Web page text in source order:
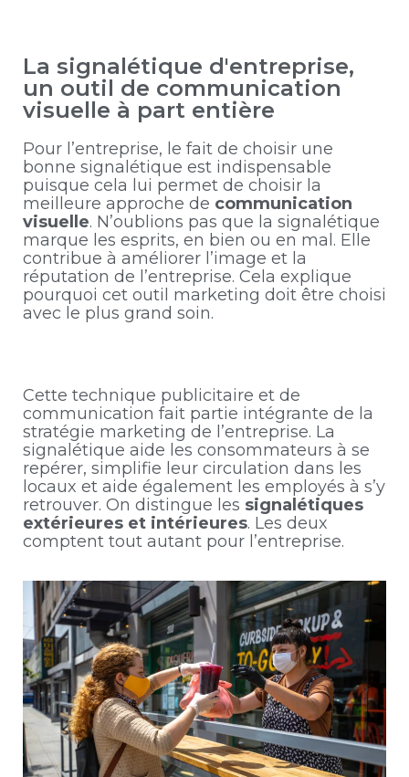
La signalétique d'entreprise,
un outil de communication
visuelle à part entière
Pour l’entreprise, le fait de choisir une
bonne signalétique est indispensable
puisque cela lui permet de choisir la
meilleure approche de communication
visuelle. N’oublions pas que la signalétique
marque les esprits, en bien ou en mal. Elle
contribue à améliorer l’image et la
réputation de l’entreprise. Cela explique
pourquoi cet outil marketing doit être choisi
avec le plus grand soin.
Cette technique publicitaire et de
communication fait partie intégrante de la
stratégie marketing de l’entreprise. La
signalétique aide les consommateurs à se
repérer, simplifie leur circulation dans les
locaux et aide également les employés à s’y
retrouver. On distingue les signalétiques
extérieures et intérieures. Les deux
comptent tout autant pour l’entreprise.